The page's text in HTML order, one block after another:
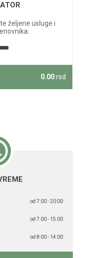
željene usluge i
0.00rsd
od 7:00 - 20:00
od 7:00 - 15:00
od 8:00 - 14:00